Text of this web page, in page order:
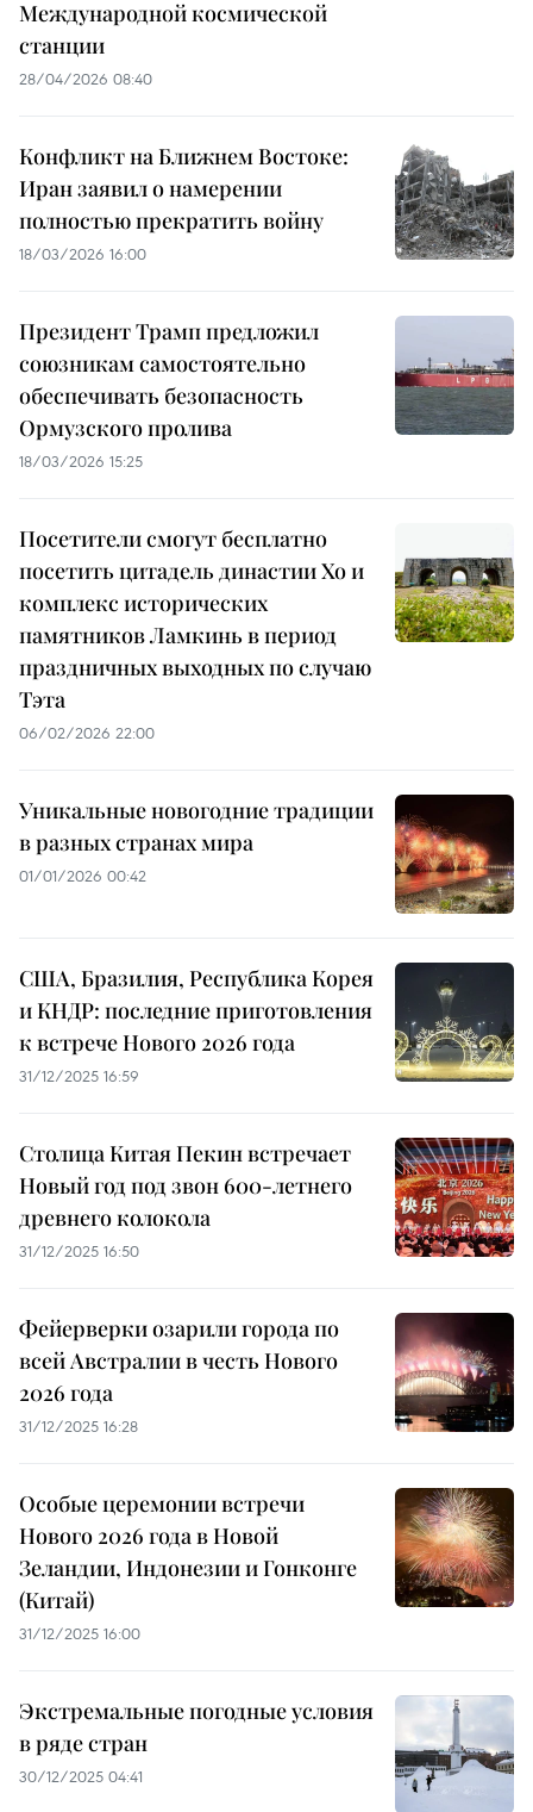
Международной космической
станции
28/04/2026 08:40
Конфликт на Ближнем Востоке:
Иран заявил о намерении
полностью прекратить войну
18/03/2026 16:00
Президент Трамп предложил
союзникам самостоятельно
обеспечивать безопасность
Ормузского пролива
18/03/2026 15:25
Посетители смогут бесплатно
посетить цитадель династии Хо и
комплекс исторических
памятников Ламкинь в период
праздничных выходных по случаю
Тэта
06/02/2026 22:00
Уникальные новогодние традиции
в разных странах мира
01/01/2026 00:42
США, Бразилия, Республика Корея
и КНДР: последние приготовления
к встрече Нового 2026 года
31/12/2025 16:59
Столица Китая Пекин встречает
Новый год под звон 600-летнего
древнего колокола
31/12/2025 16:50
Фейерверки озарили города по
всей Австралии в честь Нового
2026 года
31/12/2025 16:28
Особые церемонии встречи
Нового 2026 года в Новой
Зеландии, Индонезии и Гонконге
(Китай)
31/12/2025 16:00
Экстремальные погодные условия
в ряде стран
30/12/2025 04:41